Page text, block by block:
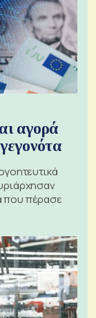
αγορά
που πέρασε